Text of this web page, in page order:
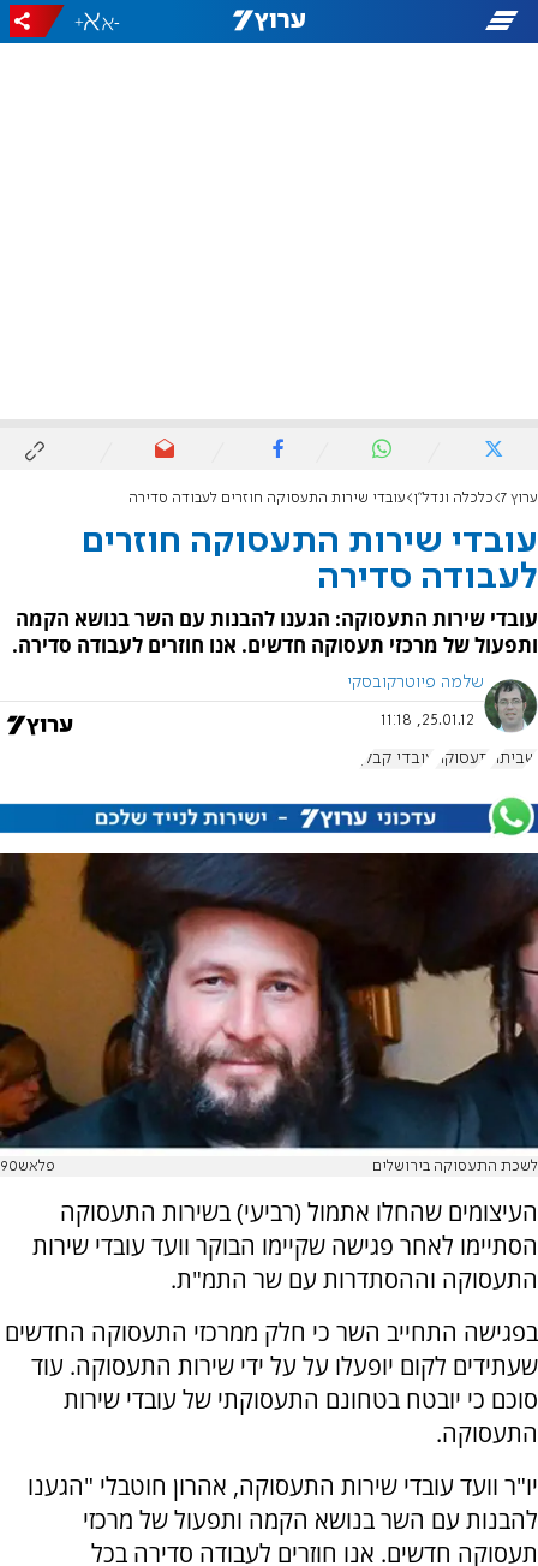
-
+
ערוץ 7 כלכלה ונדל"ן עובדי שירות התעסוקה חוזרים לעבודה סדירה
עובדי שירות התעסוקה חוזרים
לעבודה סדירה
עובדי שירות התעסוקה: הגענו להבנות עם השר בנושא הקמה
ותפעול של מרכזי תעסוקה חדשים. אנו חוזרים לעבודה סדירה.
שלמה פיוטרקובסקי
25.01.12, 11:18
שביתה תעסוקה עובדי קבלן
לשכת התעסוקה בירושלים פלאש90
העיצומים שהחלו אתמול (רביעי) בשירות התעסוקה
הסתיימו לאחר פגישה שקיימו הבוקר וועד עובדי שירות
התעסוקה וההסתדרות עם שר התמ"ת.
בפגישה התחייב השר כי חלק ממרכזי התעסוקה החדשים
שעתידים לקום יופעלו על על ידי שירות התעסוקה. עוד
סוכם כי יובטח בטחונם התעסוקתי של עובדי שירות
התעסוקה.
יו"ר וועד עובדי שירות התעסוקה, אהרון חוטבלי "הגענו
להבנות עם השר בנושא הקמה ותפעול של מרכזי
תעסוקה חדשים. אנו חוזרים לעבודה סדירה בכל